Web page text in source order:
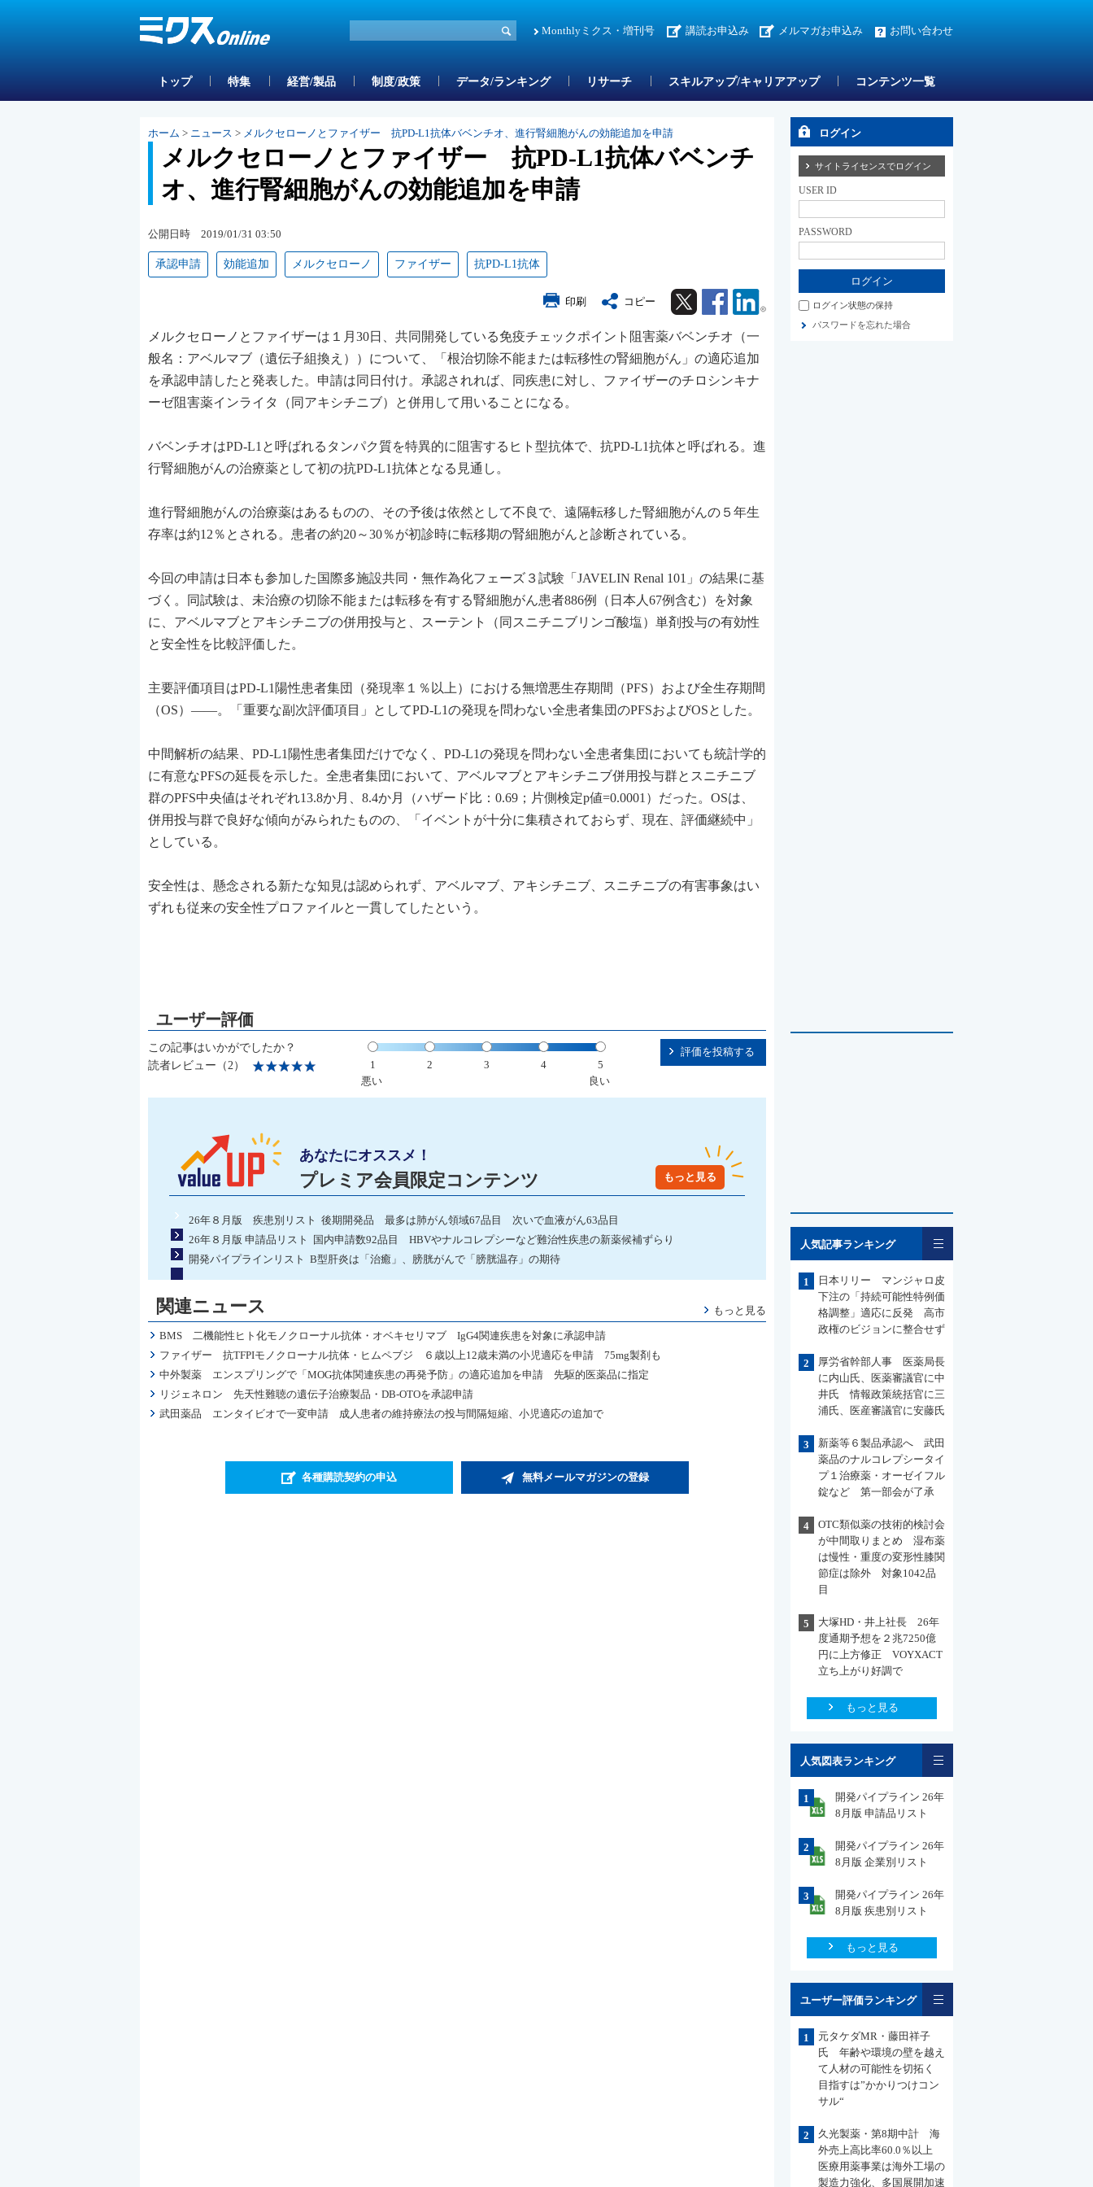
Monthlyミクス・増刊号 講読お申込み メルマガお申込み お問い合わせ
トップ 特集 経営/製品 制度/政策 データ/ランキング リサーチ スキルアップ/キャリアアップ コンテンツ一覧
ホーム > ニュース > メルクセローノとファイザー 抗PD-L1抗体バベンチオ、進行腎細胞がんの効能追加を申請
メルクセローノとファイザー 抗PD-L1抗体バベンチ
オ、進行腎細胞がんの効能追加を申請
公開日時 2019/01/31 03:50
承認申請 効能追加 メルクセローノ ファイザー 抗PD-L1抗体
印刷 コピー Twitter Facebook Linkedin
メルクセローノとファイザーは１月30日、共同開発している免疫チェックポイント阻害薬バベンチオ（一
般名：アベルマブ（遺伝子組換え））について、「根治切除不能または転移性の腎細胞がん」の適応追加
を承認申請したと発表した。申請は同日付け。承認されれば、同疾患に対し、ファイザーのチロシンキナ
ーゼ阻害薬インライタ（同アキシチニブ）と併用して用いることになる。
バベンチオはPD-L1と呼ばれるタンパク質を特異的に阻害するヒト型抗体で、抗PD-L1抗体と呼ばれる。進
行腎細胞がんの治療薬として初の抗PD-L1抗体となる見通し。
進行腎細胞がんの治療薬はあるものの、その予後は依然として不良で、遠隔転移した腎細胞がんの５年生
存率は約12％とされる。患者の約20～30％が初診時に転移期の腎細胞がんと診断されている。
今回の申請は日本も参加した国際多施設共同・無作為化フェーズ３試験「JAVELIN Renal 101」の結果に基
づく。同試験は、未治療の切除不能または転移を有する腎細胞がん患者886例（日本人67例含む）を対象
に、アベルマブとアキシチニブの併用投与と、スーテント（同スニチニブリンゴ酸塩）単剤投与の有効性
と安全性を比較評価した。
主要評価項目はPD-L1陽性患者集団（発現率１％以上）における無増悪生存期間（PFS）および全生存期間
（OS）――。「重要な副次評価項目」としてPD-L1の発現を問わない全患者集団のPFSおよびOSとした。
中間解析の結果、PD-L1陽性患者集団だけでなく、PD-L1の発現を問わない全患者集団においても統計学的
に有意なPFSの延長を示した。全患者集団において、アベルマブとアキシチニブ併用投与群とスニチニブ
群のPFS中央値はそれぞれ13.8か月、8.4か月（ハザード比：0.69；片側検定p値=0.0001）だった。OSは、
併用投与群で良好な傾向がみられたものの、「イベントが十分に集積されておらず、現在、評価継続中」
としている。
安全性は、懸念される新たな知見は認められず、アベルマブ、アキシチニブ、スニチニブの有害事象はい
ずれも従来の安全性プロファイルと一貫してしたという。
この記事はいかがでしたか？
読者レビュー（2）
1 2 3 4
5
悪い
良い
評価を投稿する
あなたにオススメ！
プレミア会員限定コンテンツ もっと見る
26年８月版 疾患別リスト 後期開発品 最多は肺がん領域67品目 次いで血液がん63品目
26年８月版 申請品リスト 国内申請数92品目 HBVやナルコレプシーなど難治性疾患の新薬候補ずらり
開発パイプラインリスト B型肝炎は「治癒」、膀胱がんで「膀胱温存」の期待
関連ニュース もっと見る
BMS 二機能性ヒト化モノクローナル抗体・オベキセリマブ IgG4関連疾患を対象に承認申請
ファイザー 抗TFPIモノクローナル抗体・ヒムペブジ ６歳以上12歳未満の小児適応を申請 75mg製剤も
中外製薬 エンスプリングで「MOG抗体関連疾患の再発予防」の適応追加を申請 先駆的医薬品に指定
リジェネロン 先天性難聴の遺伝子治療製品・DB-OTOを承認申請
武田薬品 エンタイビオで一変申請 成人患者の維持療法の投与間隔短縮、小児適応の追加で
各種購読契約の申込 無料メールマガジンの登録
ログイン
サイトライセンスでログイン
USER ID
PASSWORD
ログイン状態の保持
パスワードを忘れた場合
人気記事ランキング
1
日本リリー マンジャロ皮
下注の「持続可能性特例価
格調整」適応に反発 高市
政権のビジョンに整合せず
2
厚労省幹部人事 医薬局長
に内山氏、医薬審議官に中
井氏 情報政策統括官に三
浦氏、医産審議官に安藤氏
3
新薬等６製品承認へ 武田
薬品のナルコレプシータイ
プ１治療薬・オーゼイフル
錠など 第一部会が了承
4
OTC類似薬の技術的検討会
が中間取りまとめ 湿布薬
は慢性・重度の変形性膝関
節症は除外 対象1042品
目
5
大塚HD・井上社長 26年
度通期予想を２兆7250億
円に上方修正 VOYXACT
立ち上がり好調で
もっと見る
人気図表ランキング
1
開発パイプライン 26年
8月版 申請品リスト
2
開発パイプライン 26年
8月版 企業別リスト
3
開発パイプライン 26年
8月版 疾患別リスト
もっと見る
ユーザー評価ランキング
1
元タケダMR・藤田祥子
氏 年齢や環境の壁を越え
て人材の可能性を切拓く
目指すは”かかりつけコン
サル“
2
久光製薬・第8期中計 海
外売上高比率60.0％以上
医療用薬事業は海外工場の
製造力強化、多国展開加速